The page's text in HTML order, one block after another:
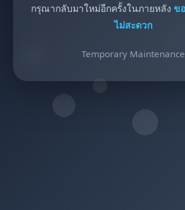
กรุณากลับมาใหม่อีกครั้งในภายหลัง ข
ไม่สะดวก
Temporary Maintenance